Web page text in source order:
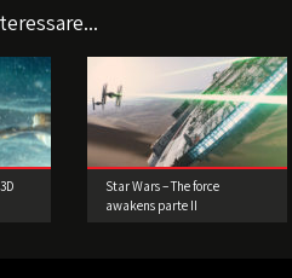
Star Wars – The force
awakens parte II